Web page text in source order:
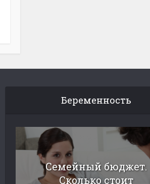
Беременность
Семейный бюджет.
Сколько стоит